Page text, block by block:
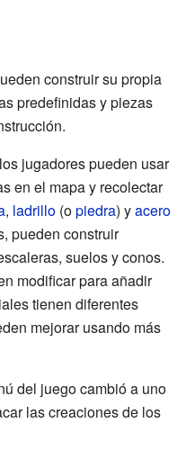
construir su propia
predefinidas y piezas
jugadores pueden usar
en el mapa y recolectar
, ladrillo (opiedra) yacero
pueden construir
suelos y conos.
modificar para añadir
tienen diferentes
mejorar usando más
del juego cambió a uno
las creaciones de los